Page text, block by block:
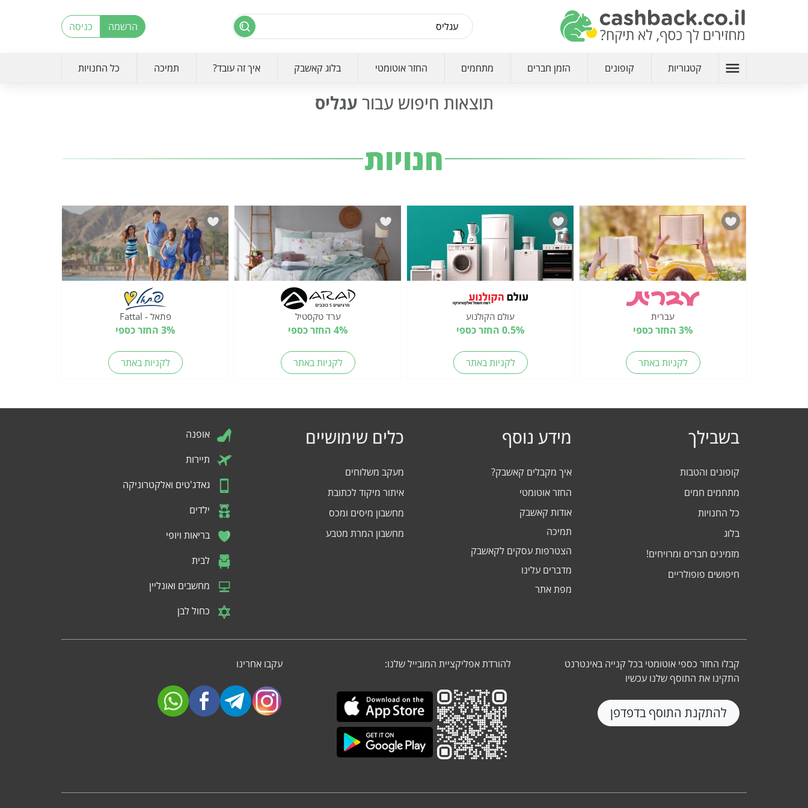
הרשמה כניסה
menu קטגוריות קופונים הזמן חברים מתחמים החזר אוטומטי בלוג קאשבק איך זה עובד? תמיכה כל החנויות
תוצאות חיפוש עבור עגליס
חנויות
עברית
3% החזר כספי
לקניות באתר
עולם הקולנוע
0.5% החזר כספי
לקניות באתר
ערד טקסטיל
4% החזר כספי
לקניות באתר
פתאל - Fattal
3% החזר כספי
לקניות באתר
בשבילך
קופונים והטבות
מתחמים חמים
כל החנויות
בלוג
מזמינים חברים ומרויחים!
חיפושים פופולריים
מידע נוסף
איך מקבלים קאשבק?
החזר אוטומטי
אודות קאשבק
תמיכה
הצטרפות עסקים לקאשבק
מדברים עלינו
מפת אתר
כלים שימושיים
מעקב משלוחים
איתור מיקוד לכתובת
מחשבון מיסים ומכס
מחשבון המרת מטבע
אופנה
תיירות
גאדג'טים ואלקטרוניקה
ילדים
בריאות ויופי
לבית
מחשבים ואונליין
כחול לבן
קבלו החזר כספי אוטומטי בכל קנייה באינטרנט
התקינו את התוסף שלנו עכשיו
להתקנת התוסף בדפדפן
להורדת אפליקציית המובייל שלנו: עקבו אחרינו